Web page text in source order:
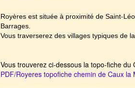
Royères est située à proximité de Saint-
Barrages.
Vous traverserez des villages typiques de
Vous trouverez ci-dessous la topo-fiche
PDF/Royeres topofiche chemin de Caux la